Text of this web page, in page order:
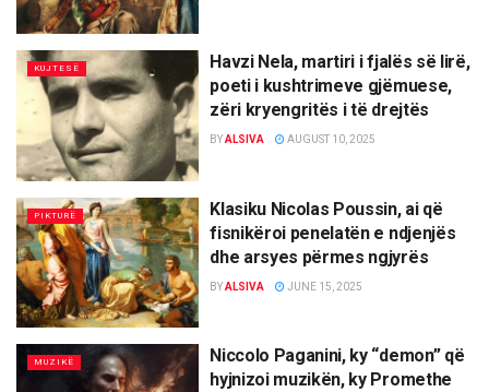
KUJTESË
Havzi Nela, martiri i fjalës së lirë,
poeti i kushtrimeve gjëmuese,
zëri kryengritës i të drejtës
BYALSIVA AUGUST 10, 2025
PIKTURË
Klasiku Nicolas Poussin, ai që
fisnikëroi penelatën e ndjenjës
dhe arsyes përmes ngjyrës
BYALSIVA JUNE 15, 2025
MUZIKË
Niccolo Paganini, ky “demon” që
hyjnizoi muzikën, ky Promethe